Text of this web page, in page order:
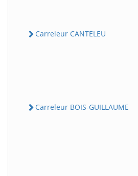
Carreleur CANTELEU
Carreleur BOIS-GUILLAUME